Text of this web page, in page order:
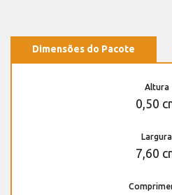
Dimensões do Pacote
Altura
0,50
Largura
7,60